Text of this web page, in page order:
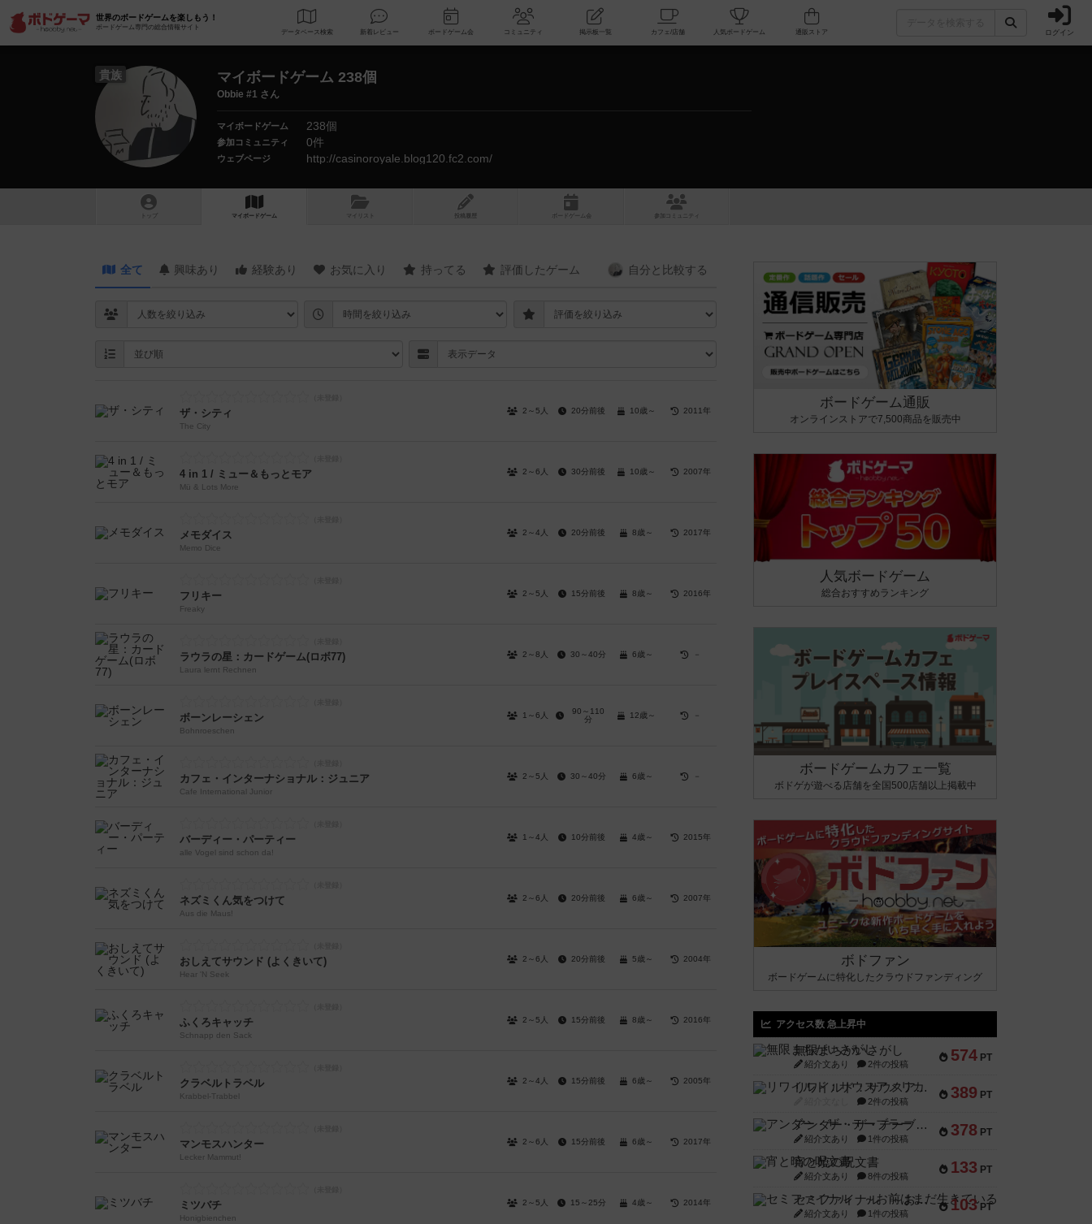
世界のボードゲームを楽しもう！
ボードゲーム専門の総合情報サイト
データベース 検索 新着レビュー ボードゲーム会 コミュニティ 掲示板一覧 カフェ/店舗 人気ボードゲーム ログイン
貴族 マイボードゲーム 238個
Obbie #1 さん
マイボードゲーム 238個
参加コミュニティ 0件
ウェブページ http://casinoroyale.blog120.fc2.com/
トップ マイボードゲーム マイリスト 投稿履歴 ボ ドゲ ーム コミュニティ
全て 興味あり 経験あり お気に入り 持ってる 評価したゲーム 自分と 比較する
ザ・シティ
The City
2～5人 20分前後 10歳～ 2011年
4 in 1 / ミュー＆もっとモア
Mü & Lots More
2～6人 30分前後 10歳～ 2007年
メモダイス
Memo Dice
2～4人 20分前後 8歳～ 2017年
フリキー
Freaky
2～5人 15分前後 8歳～ 2016年
ラウラの星：カードゲーム(ロボ77)
Laura lernt Rechnen
2～8人 30～40分 6歳～ －
ボーンレーシェン
Bohnroeschen
1～6人
90～110
分
12歳～ －
カフェ・インターナショナル：ジュニア
Cafe International Junior
2～5人 30～40分 6歳～ －
バーディー・パーティー
alle Vogel sind schon da!
1～4人 10分前後 4歳～ 2015年
ネズミくん気をつけて
Aus die Maus!
2～6人 20分前後 6歳～ 2007年
おしえてサウンド (よくきいて)
Hear 'N Seek
2～6人 20分前後 5歳～ 2004年
ふくろキャッチ
Schnapp den Sack
2～5人 15分前後 8歳～ 2016年
クラベルトラベル
Krabbel-Trabbel
2～4人 15分前後 6歳～ 2005年
マンモスハンター
Lecker Mammut!
2～6人 15分前後 6歳～ 2017年
ミツバチ
Honigbienchen
2～5人 15～25分 4歳～ 2014年
ボードゲーム通販
オンラインストアで7,500商品を販売中
人気ボードゲーム
総合おすすめランキング
ボードゲームカフェ一覧
ボドゲが遊べる店舗を全国500店舗以上掲載中
ボドファン
ボードゲームに特化したクラウドファンディング
アクセス数 急上昇中
574 PT
無限まちがいさがし
紹介文あり 2件の投稿
389 PT
リワイルド：サウスアメリカ
2件の投稿
378 PT
アンダー・ザ・テーブラー
紹介文あり 1件の投稿
133 PT
宵と暁の呪文書
紹介文あり 8件の投稿
103 PT
セミファイナル ～お前はまだ生きている～
紹介文あり 1件の投稿